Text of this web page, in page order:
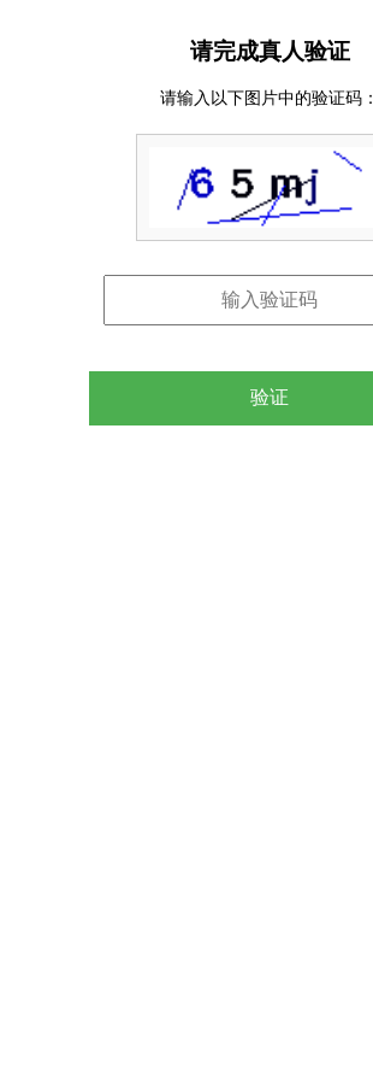
请完成真人验证
请输入以下图片中的验证码：
验证